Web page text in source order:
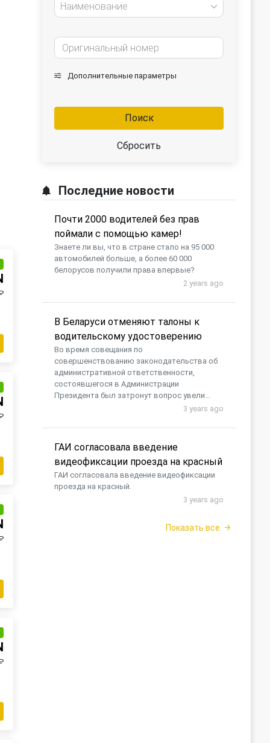
Наименование
Дополнительные параметры
Поиск
Сбросить
Последние новости
Почти 2000 водителей без прав
поймали с помощью камер!
Знаете ли вы, что в стране стало на 95 000
автомобилей больше, а более 60 000
белорусов получили права впервые?
2 years ago
В Беларуси отменяют талоны к
водительскому удостоверению
Во время совещания по
совершенствованию законодательства об
административной ответственности,
состоявшегося в Администрации
Президента был затронут вопрос увели...
3 years ago
ГАИ согласовала введение
видеофиксации проезда на красный
ГАИ согласовала введение видеофиксации
проезда на красный.
3 years ago
Показать все